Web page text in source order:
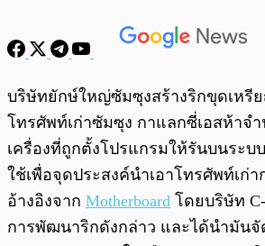
พร้อมเล่น
บริษัทยักษ์ใหญ่ซัมซุงสร้างริกขุดเหรี
โทรศัพท์เก่าซัมซุง กาแลกซี่เอสห้าจ
เครื่องที่ถูกตั้งโปรแกรมให้รันบนระ
ใช้เพื่อจุดประสงค์นำเอาโทรศัพท์เก่
อ้างอิงจาก Motherboard โดยบริษัท
การพัฒนาริกดังกล่าว และได้นำมัน